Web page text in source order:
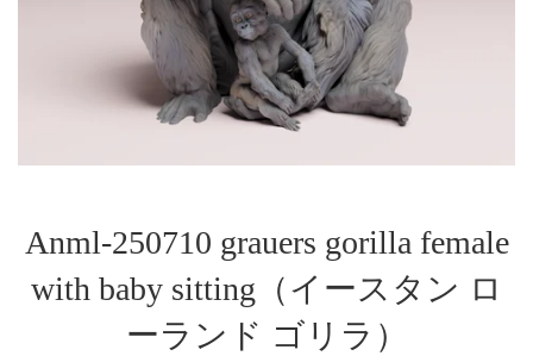
Anml-250710 grauers gorilla female
with baby sitting（イースタン ロ
ーランド ゴリラ）